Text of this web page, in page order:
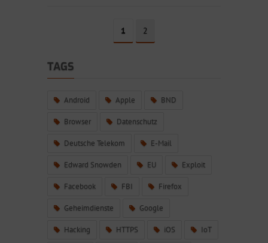
1 2
TAGS
Android Apple BND
Browser Datenschutz
Deutsche Telekom E-Mail
Edward Snowden EU Exploit
Facebook FBI Firefox
Geheimdienste Google
Hacking HTTPS iOS IoT